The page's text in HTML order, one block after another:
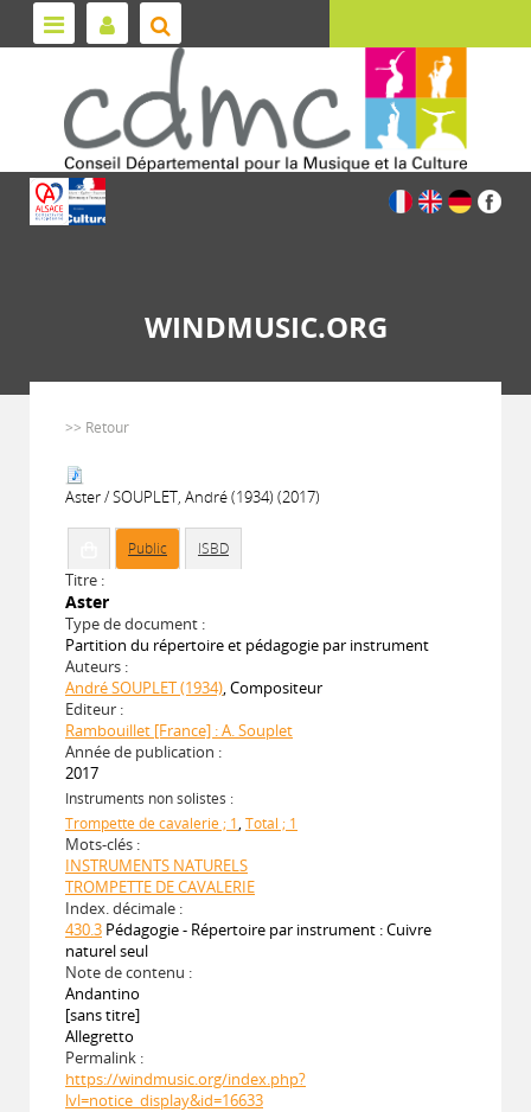
WINDMUSIC.ORG
>> Retour
Aster / SOUPLET, André (1934) (2017)
Public ISBD
Titre :
Aster
Type de document :
Partition du répertoire et pédagogie par instrument
Auteurs :
André SOUPLET (1934), Compositeur
Editeur :
Rambouillet [France] : A. Souplet
Année de publication :
2017
Instruments non solistes :
Trompette de cavalerie ; 1, Total ; 1
Mots-clés :
INSTRUMENTS NATURELS
TROMPETTE DE CAVALERIE
Index. décimale :
430.3 Pédagogie - Répertoire par instrument : Cuivre
naturel seul
Note de contenu :
Andantino
[sans titre]
Allegretto
Permalink :
https://windmusic.org/index.php?
lvl=notice_display&id=16633